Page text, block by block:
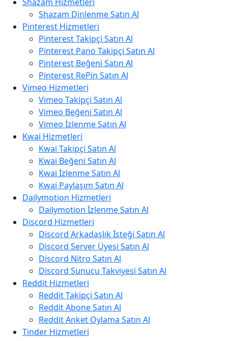
Shazam Dinlenme Satın Al
Pinterest Hizmetleri
Pinterest Takipçi Satın Al
Pinterest Pano Takipçi Satın Al
Pinterest Beğeni Satın Al
Pinterest RePin Satın Al
Vimeo Hizmetleri
Vimeo Takipçi Satın Al
Vimeo Beğeni Satın Al
Vimeo İzlenme Satın Al
Kwai Hizmetleri
Kwai Takipçi Satın Al
Kwai Beğeni Satın Al
Kwai İzlenme Satın Al
Kwai Paylaşım Satın Al
Dailymotion Hizmetleri
Dailymotion İzlenme Satın Al
Discord Hizmetleri
Discord Arkadaşlık İsteği Satın Al
Discord Server Üyesi Satın Al
Discord Nitro Satın Al
Discord Sunucu Takviyesi Satın Al
Reddit Hizmetleri
Reddit Takipçi Satın Al
Reddit Abone Satın Al
Reddit Anket Oylama Satın Al
Tinder Hizmetleri